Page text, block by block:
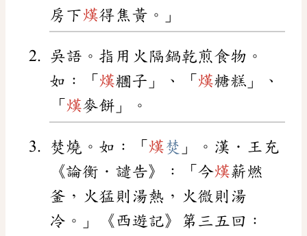
房下熯得焦黃。」
吳語。指用火隔鍋乾煎食物。
如：「 熯糰子」、「 熯糖糕」、
「 熯麥餅」。
焚燒。如：「 熯焚 」。漢．王充
《論衡．譴告》：「今熯薪燃
釜，火猛則湯熱，火微則湯
冷。」《西遊記》第三五回：